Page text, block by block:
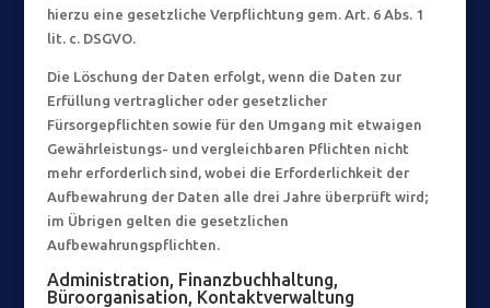
hierzu eine gesetzliche Verpflichtung gem. Art. 6 Abs. 1
lit. c. DSGVO.
Die Löschung der Daten erfolgt, wenn die Daten zur
Erfüllung vertraglicher oder gesetzlicher
Fürsorgepflichten sowie für den Umgang mit etwaigen
Gewährleistungs- und vergleichbaren Pflichten nicht
mehr erforderlich sind, wobei die Erforderlichkeit der
Aufbewahrung der Daten alle drei Jahre überprüft wird;
im Übrigen gelten die gesetzlichen
Aufbewahrungspflichten.
Administration, Finanzbuchhaltung,
Büroorganisation, Kontaktverwaltung